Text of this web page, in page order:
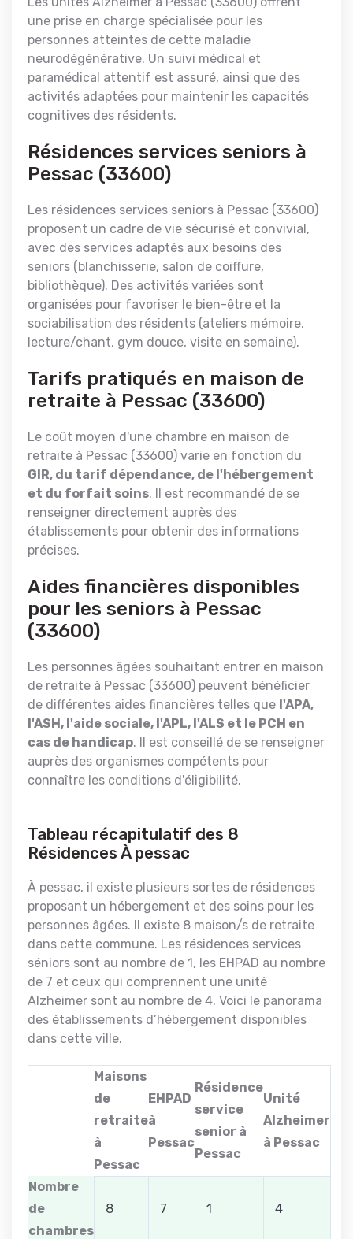
une prise en charge spécialisée pour les
personnes atteintes de cette maladie
neurodégénérative. Un suivi médical et
paramédical attentif est assuré, ainsi que des
activités adaptées pour maintenir les capacités
cognitives des résidents.
Résidences services seniors à
Pessac (33600)
Les résidences services seniors à Pessac (33600)
proposent un cadre de vie sécurisé et convivial,
avec des services adaptés aux besoins des
seniors (blanchisserie, salon de coiffure,
bibliothèque). Des activités variées sont
organisées pour favoriser le bien-être et la
sociabilisation des résidents (ateliers mémoire,
lecture/chant, gym douce, visite en semaine).
Tarifs pratiqués en maison de
retraite à Pessac (33600)
Le coût moyen d'une chambre en maison de
retraite à Pessac (33600) varie en fonction du
GIR, du tarif dépendance, de l'hébergement
et du forfait soins. Il est recommandé de se
renseigner directement auprès des
établissements pour obtenir des informations
précises.
Aides financières disponibles
pour les seniors à Pessac
(33600)
Les personnes âgées souhaitant entrer en maison
de retraite à Pessac (33600) peuvent bénéficier
de différentes aides financières telles que l'APA,
l'ASH, l'aide sociale, l'APL, l'ALS et le PCH en
cas de handicap. Il est conseillé de se renseigner
auprès des organismes compétents pour
connaître les conditions d'éligibilité.
Tableau récapitulatif des 8
Résidences À pessac
À pessac, il existe plusieurs sortes de résidences
proposant un hébergement et des soins pour les
personnes âgées. Il existe 8 maison/s de retraite
dans cette commune. Les résidences services
séniors sont au nombre de 1, les EHPAD au nombre
de 7 et ceux qui comprennent une unité
Alzheimer sont au nombre de 4. Voici le panorama
des établissements d’hébergement disponibles
dans cette ville.
Maisons
de
retraite
à
Pessac
EHPAD
à
Pessac
Résidence
service
senior à
Pessac
Unité
Alzheimer
à Pessac
Nombre
de
chambres
8 7 1 4